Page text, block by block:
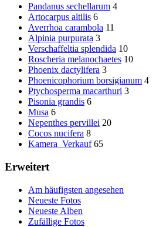
Pandanus sechellarum 4
Artocarpus altilis 6
Averrhoa carambola 11
Alpinia purpurata 3
Verschaffeltia splendida 10
Roscheria melanochaetes 10
Phoenix dactylifera 3
Phoenicophorium borsigianum 4
Ptychosperma macarthuri 3
Pisonia grandis 6
Musa 6
Nepenthes pervillei 20
Cocos nucifera 8
Kamera_Verkauf 65
Erweitert
Am häufigsten angesehen
Neueste Fotos
Neueste Alben
Zufällige Fotos